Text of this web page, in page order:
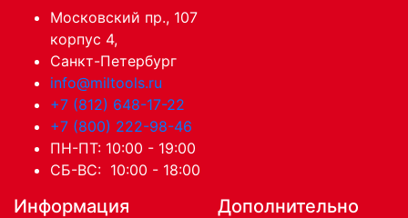
Московский пр., 107
корпус 4,
Санкт-Петербург
info@miltools.ru
+7 (812) 648-17-22
+7 (800) 222-98-46
ПН-ПТ: 10:00 - 19:00
СБ-ВС: 10:00 - 18:00
Информация Дополнительно